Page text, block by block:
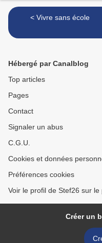
< Vivre sans école
Hébergé par Canalblog
Top articles
Pages
Contact
Signaler un abus
C.G.U.
Cookies et données
Préférences cookies
Voir le profil de Stef26 sur le
Créer un